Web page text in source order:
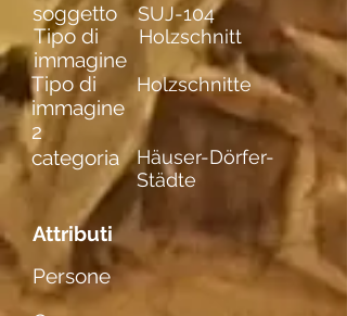
Tipo di
immagine
Holzschnitt
Tipo di
immagine
2
Holzschnitte
categoria
Häuser-Dörfer-
Städte
Attributi
Persone
soggetto SUJ-104